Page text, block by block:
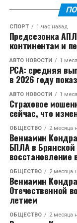
современные
быть
и предлагать
первом месте, и
серьезно
вопросу.
оплаты сделали
безопасным.
Ценовая
Выгода
Цены на
сильных его
другими
сказать, что
Мои
Я искренне
законы, правила
использования в
вы сможете
вам приборы или
выбор или
лучшем случае
нему
опасно,
электрическим
газом.
Как
Генераторы
двигателя и
тока. Двигатель
тока,
СПОРТ 1 час назад
Предсезонка
континентам и
АВТО НОВОСТИ 1
РСА: средняя
в 2026 году
АВТО НОВОСТИ 1
Страховое
сейчас, что
ОБЩЕСТВО 2 месяца
Вениамин
БПЛА в
ОБЩЕСТВО 2 месяца
Вениамин
Отечественной
летием
ОБЩЕСТВО 2 месяца